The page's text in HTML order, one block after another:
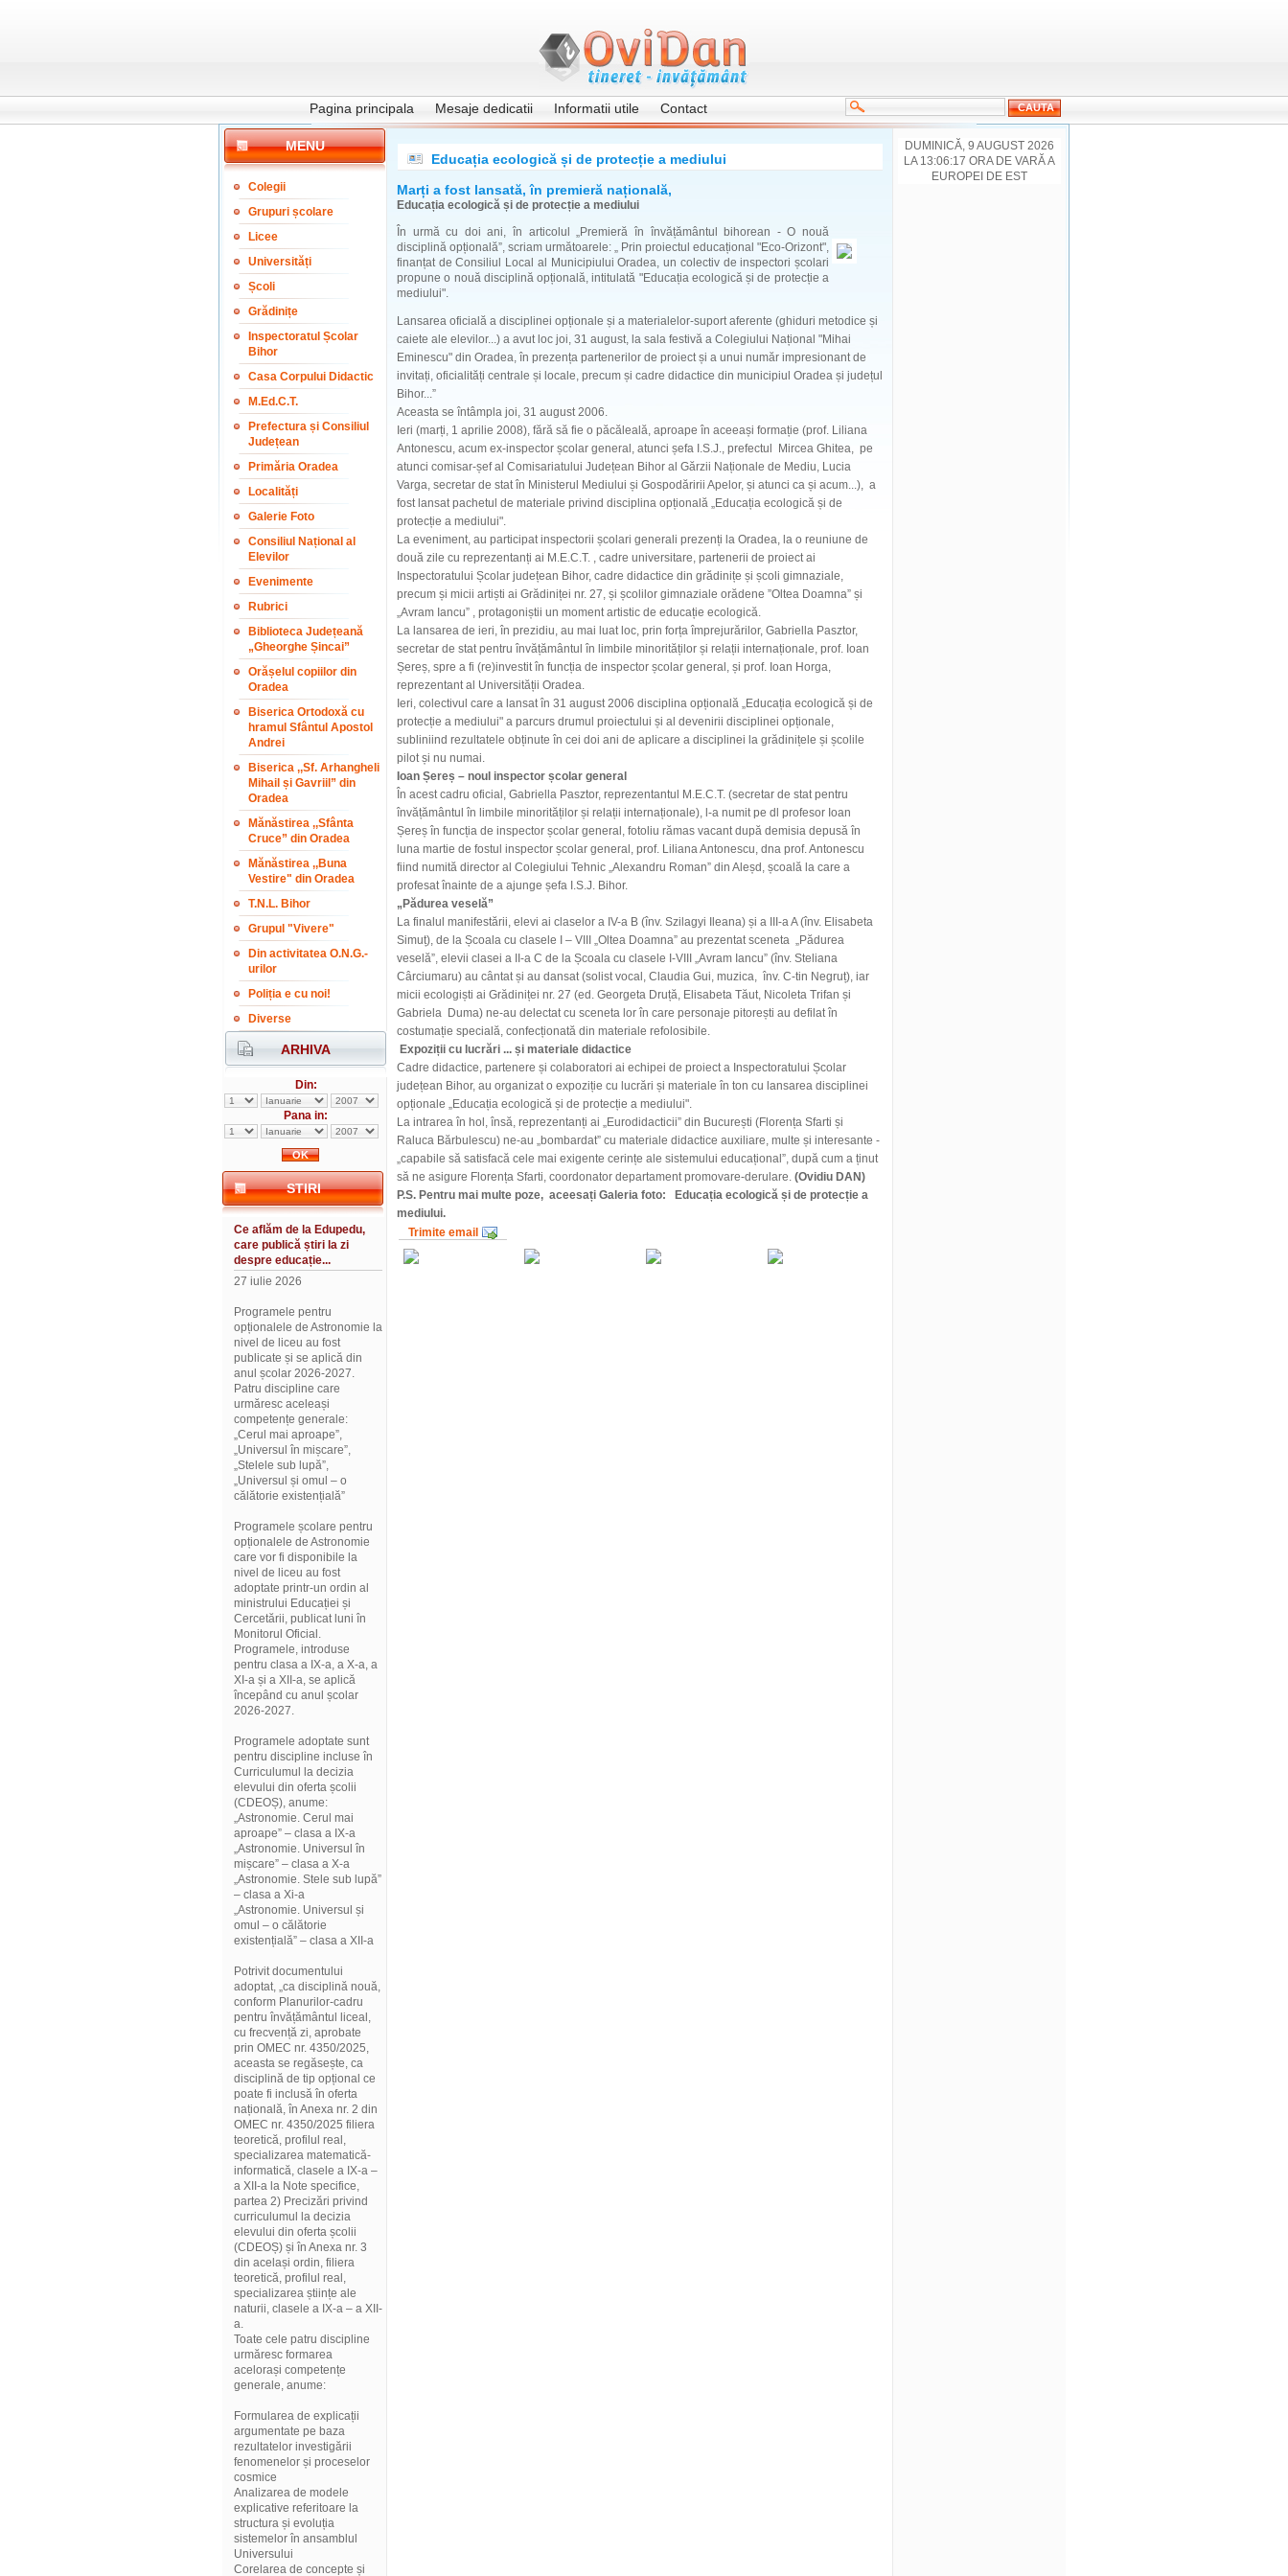
Pagina principala Mesaje dedicatii Informatii utile Contact
MENU
Colegii
Grupuri școlare
Licee
Universități
Școli
Grădinițe
Inspectoratul Școlar
Bihor
Casa Corpului Didactic
M.Ed.C.T.
Prefectura și Consiliul
Județean
Primăria Oradea
Localități
Galerie Foto
Consiliul Național al
Elevilor
Evenimente
Rubrici
Biblioteca Județeană
„Gheorghe Șincai”
Orășelul copiilor din
Oradea
Biserica Ortodoxă cu
hramul Sfântul Apostol
Andrei
Biserica ,,Sf. Arhangheli
Mihail și Gavriil” din
Oradea
Mănăstirea ,,Sfânta
Cruce” din Oradea
Mănăstirea ,,Buna
Vestire" din Oradea
T.N.L. Bihor
Grupul "Vivere"
Din activitatea O.N.G.-
urilor
Poliția e cu noi!
Diverse
ARHIVA
Din:
Pana in:
STIRI
Ce aflăm de la Edupedu,
care publică știri la zi
despre educație...
27 iulie 2026
Programele pentru
opționalele de Astronomie la
nivel de liceu au fost
publicate și se aplică din
anul școlar 2026-2027.
Patru discipline care
urmăresc aceleași
competențe generale:
„Cerul mai aproape”,
„Universul în mișcare”,
„Stelele sub lupă”,
„Universul și omul – o
călătorie existențială”
Programele școlare pentru
opționalele de Astronomie
care vor fi disponibile la
nivel de liceu au fost
adoptate printr-un ordin al
ministrului Educației și
Cercetării, publicat luni în
Monitorul Oficial.
Programele, introduse
pentru clasa a IX-a, a X-a, a
XI-a și a XII-a, se aplică
începând cu anul școlar
2026-2027.
Programele adoptate sunt
pentru discipline incluse în
Curriculumul la decizia
elevului din oferta școlii
(CDEOȘ), anume:
„Astronomie. Cerul mai
aproape” – clasa a IX-a
„Astronomie. Universul în
mișcare” – clasa a X-a
„Astronomie. Stele sub lupă”
– clasa a Xi-a
„Astronomie. Universul și
omul – o călătorie
existențială” – clasa a XII-a
Potrivit documentului
adoptat, „ca disciplină nouă,
conform Planurilor-cadru
pentru învățământul liceal,
cu frecvență zi, aprobate
prin OMEC nr. 4350/2025,
aceasta se regăsește, ca
disciplină de tip opțional ce
poate fi inclusă în oferta
națională, în Anexa nr. 2 din
OMEC nr. 4350/2025 filiera
teoretică, profilul real,
specializarea matematică-
informatică, clasele a IX-a –
a XII-a la Note specifice,
partea 2) Precizări privind
curriculumul la decizia
elevului din oferta școlii
(CDEOȘ) și în Anexa nr. 3
din același ordin, filiera
teoretică, profilul real,
specializarea științe ale
naturii, clasele a IX-a – a XII-
a.
Toate cele patru discipline
urmăresc formarea
acelorași competențe
generale, anume:
Formularea de explicații
argumentate pe baza
rezultatelor investigării
fenomenelor și proceselor
cosmice
Analizarea de modele
explicative referitoare la
structura și evoluția
sistemelor în ansamblul
Universului
Corelarea de concepte și
Educația ecologică și de protecție a mediului
Marți a fost lansată, în premieră națională,
Educația ecologică și de protecție a mediului
În urmă cu doi ani, în articolul „Premieră în învățământul bihorean - O nouă
disciplină opțională”, scriam următoarele: „ Prin proiectul educațional "Eco-Orizont",
finanțat de Consiliul Local al Municipiului Oradea, un colectiv de inspectori școlari
propune o nouă disciplină opțională, intitulată "Educația ecologică și de protecție a
mediului".
Lansarea oficială a disciplinei opționale și a materialelor-suport aferente (ghiduri metodice și
caiete ale elevilor...) a avut loc joi, 31 august, la sala festivă a Colegiului Național "Mihai
Eminescu" din Oradea, în prezența partenerilor de proiect și a unui număr impresionant de
invitați, oficialități centrale și locale, precum și cadre didactice din municipiul Oradea și județul
Bihor...”
Aceasta se întâmpla joi, 31 august 2006.
Ieri (marți, 1 aprilie 2008), fără să fie o păcăleală, aproape în aceeași formație (prof. Liliana
Antonescu, acum ex-inspector școlar general, atunci șefa I.S.J., prefectul Mircea Ghitea, pe
atunci comisar-șef al Comisariatului Județean Bihor al Gărzii Naționale de Mediu, Lucia
Varga, secretar de stat în Ministerul Mediului și Gospodăririi Apelor, și atunci ca și acum...), a
fost lansat pachetul de materiale privind disciplina opțională „Educația ecologică și de
protecție a mediului".
La eveniment, au participat inspectorii școlari generali prezenți la Oradea, la o reuniune de
două zile cu reprezentanți ai M.E.C.T. , cadre universitare, partenerii de proiect ai
Inspectoratului Școlar județean Bihor, cadre didactice din grădinițe și școli gimnaziale,
precum și micii artiști ai Grădiniței nr. 27, și școlilor gimnaziale orădene ”Oltea Doamna” și
„Avram Iancu” , protagoniștii un moment artistic de educație ecologică.
La lansarea de ieri, în prezidiu, au mai luat loc, prin forța împrejurărilor, Gabriella Pasztor,
secretar de stat pentru învățământul în limbile minorităților și relații internaționale, prof. Ioan
Șereș, spre a fi (re)investit în funcția de inspector școlar general, și prof. Ioan Horga,
reprezentant al Universității Oradea.
Ieri, colectivul care a lansat în 31 august 2006 disciplina opțională „Educația ecologică și de
protecție a mediului" a parcurs drumul proiectului și al devenirii disciplinei opționale,
subliniind rezultatele obținute în cei doi ani de aplicare a disciplinei la grădinițele și școlile
pilot și nu numai.
Ioan Șereș – noul inspector școlar general
În acest cadru oficial, Gabriella Pasztor, reprezentantul M.E.C.T. (secretar de stat pentru
învățământul în limbile minorităților și relații internaționale), l-a numit pe dl profesor Ioan
Șereș în funcția de inspector școlar general, fotoliu rămas vacant după demisia depusă în
luna martie de fostul inspector școlar general, prof. Liliana Antonescu, dna prof. Antonescu
fiind numită director al Colegiului Tehnic „Alexandru Roman” din Aleșd, școală la care a
profesat înainte de a ajunge șefa I.S.J. Bihor.
„Pădurea veselă”
La finalul manifestării, elevi ai claselor a IV-a B (înv. Szilagyi Ileana) și a III-a A (înv. Elisabeta
Simuț), de la Școala cu clasele I – VIII „Oltea Doamna” au prezentat sceneta „Pădurea
veselă”, elevii clasei a II-a C de la Școala cu clasele I-VIII „Avram Iancu” (înv. Steliana
Cârciumaru) au cântat și au dansat (solist vocal, Claudia Gui, muzica, înv. C-tin Negruț), iar
micii ecologiști ai Grădiniței nr. 27 (ed. Georgeta Druță, Elisabeta Tăut, Nicoleta Trifan și
Gabriela Duma) ne-au delectat cu sceneta lor în care personaje pitorești au defilat în
costumație specială, confecționată din materiale refolosibile.
Expoziții cu lucrări ... și materiale didactice
Cadre didactice, partenere și colaboratori ai echipei de proiect a Inspectoratului Școlar
județean Bihor, au organizat o expoziție cu lucrări și materiale în ton cu lansarea disciplinei
opționale „Educația ecologică și de protecție a mediului".
La intrarea în hol, însă, reprezentanți ai „Eurodidacticii” din București (Florența Sfarti și
Raluca Bărbulescu) ne-au „bombardat” cu materiale didactice auxiliare, multe și interesante -
„capabile să satisfacă cele mai exigente cerințe ale sistemului educațional”, după cum a ținut
să ne asigure Florența Sfarti, coordonator departament promovare-derulare. (Ovidiu DAN)
P.S. Pentru mai multe poze, aceesați Galeria foto: Educația ecologică și de protecție a
mediului.
Trimite email
DUMINICĂ, 9 AUGUST 2026
LA 13:06:17 ORA DE VARĂ A
EUROPEI DE EST